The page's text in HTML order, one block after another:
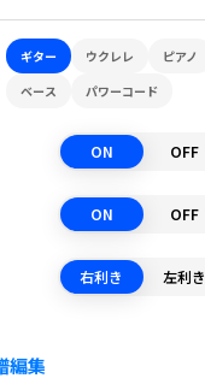
ギター ウクレレ
ピアノ
ベース
パワーコード
ON OFF
ON OFF
右利き 左利き
編集